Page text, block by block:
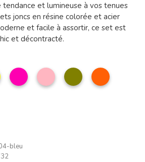
et lumineuse à vos tenues
joncs en résine colorée et acier
et facile à assortir, ce set est
et décontracté.
Fuchsia
Rose
clair
Vert
olive
Orange
bleu